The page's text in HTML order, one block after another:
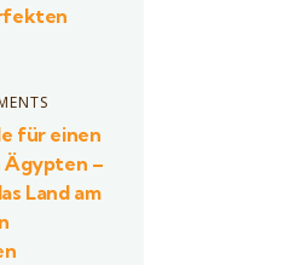
für einen
Ägypten –
Land am